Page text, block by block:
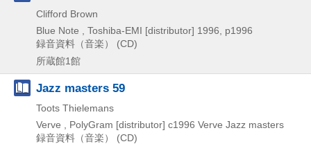
Clifford Brown
Blue Note , Toshiba-EMI [distributor] 1996, p1996
録音資料（音楽） (CD)
所蔵館1館
Jazz masters 59
Toots Thielemans
Verve , PolyGram [distributor] c1996 Verve Jazz masters
録音資料（音楽） (CD)